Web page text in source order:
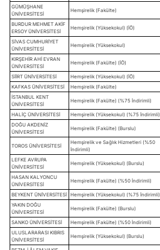
GÜMÜŞHANE
ÜNİVERSİTESİ
Hemşirelik (Fakülte)
BURDUR MEHMET AKİF
ERSOY ÜNİVERSİTESİ
Hemşirelik (Yüksekokul) (İÖ)
SİVAS CUMHURİYET
ÜNİVERSİTESİ
Hemşirelik (Yüksekokul)
KIRŞEHİR AHİ EVRAN
ÜNİVERSİTESİ
Hemşirelik (Fakülte) (İÖ)
SİİRT ÜNİVERSİTESİ Hemşirelik (Yüksekokul) (İÖ)
KAFKAS ÜNİVERSİTESİ
Hemşirelik (Fakülte)
İSTANBUL KENT
ÜNİVERSİTESİ
Hemşirelik (Fakülte) (%75 İndirimli)
HALİÇ ÜNİVERSİTESİ Hemşirelik (Yüksekokul) (%75 İndirimli)
DOĞU AKDENİZ
ÜNİVERSİTESİ
Hemşirelik (Fakülte) (Burslu)
TOROS ÜNİVERSİTESİ
Hemşirelik ve Sağlık Hizmetleri (%50
İndirimli)
LEFKE AVRUPA
ÜNİVERSİTESİ
Hemşirelik (Yüksekokul) (Burslu)
HASAN KALYONCU
ÜNİVERSİTESİ
Hemşirelik (Fakülte) (%50 İndirimli)
BEYKENT ÜNİVERSİTESİ Hemşirelik (Yüksekokul) (%75 İndirimli)
YAKIN DOĞU
ÜNİVERSİTESİ
Hemşirelik (Fakülte) (Burslu)
SANKO ÜNİVERSİTESİ Hemşirelik (Fakülte) (%50 İndirimli)
ULUSLARARASI KIBRIS
ÜNİVERSİTESİ
Hemşirelik (Yüksekokul) (Burslu)